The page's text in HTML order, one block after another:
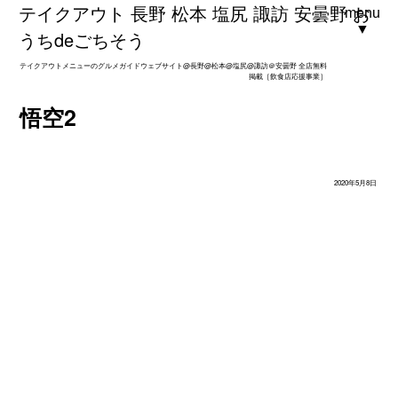
テイクアウト 長野 松本 塩尻 諏訪 安曇野 お
うちdeごちそう
テイクアウトメニューのグルメガイドウェブサイト@長野@松本@塩尻@諏訪＠安曇野 全店無料
掲載［飲食店応援事業］
menu
▼
悟空2
2020年5月8日